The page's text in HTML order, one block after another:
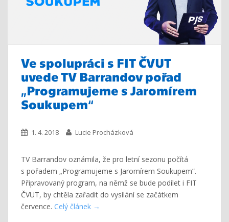
Ve spolupráci s FIT ČVUT
uvede TV Barrandov pořad
„Programujeme s Jaromírem
Soukupem“
1. 4. 2018 Lucie Procházková
TV Barrandov oznámila, že pro letní sezonu počítá
s pořadem „Programujeme s Jaromírem Soukupem”.
Připravovaný program, na němž se bude podílet i FIT
ČVUT, by chtěla zařadit do vysílání se začátkem
července. Celý článek